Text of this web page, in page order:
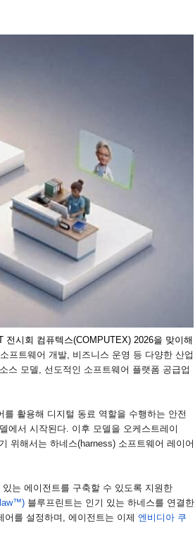
전시회 컴퓨텍스(COMPUTEX) 2026을 맞이해
소프트웨어 개발, 비즈니스 운영 등 다양한 산업
스 모델, 선도적인 소프트웨어 플랫폼 공급업
를 활용해 디지털 동료 역할을 수행하는 안전
에서 시작된다. 이후 모델을 오케스트레이
위해서는 하네스(harness) 소프트웨어 레이어
는 에이전트를 구축할 수 있도록 지원한
™) 블루프린트는 인기 있는 하네스를 연결한
어를 설정하며 , 에이전트는 이제 엔비디아 쿠